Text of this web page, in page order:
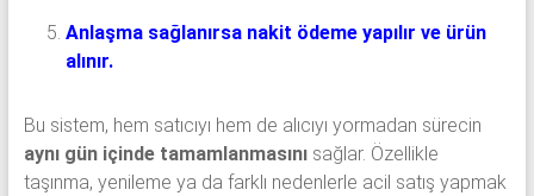
Anlaşma sağlanırsa nakit ödeme yapılır ve ürün
alınır.
Bu sistem, hem satıcıyı hem de alıcıyı yormadan sürecin
aynı gün içinde tamamlanmasınısağlar. Özellikle
taşınma, yenileme ya da farklı nedenlerle acil satış yapmak